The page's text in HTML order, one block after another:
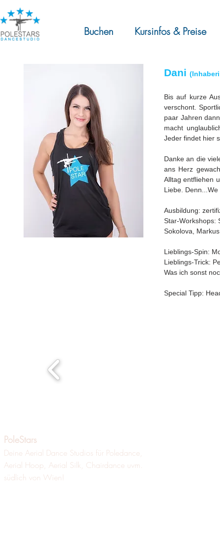
Buchen Kursinfos & Preise
Dani
Bis auf kurze
verschont.
paar Jahren
macht
Jeder findet hier
Danke an die
ans Herz
Alltag entfliehen
Liebe. Denn... We
Ausbildung:
Star-Workshops:
Sokolova,
Lieblings-Spin:
Lieblings-Trick:
Was ich sonst
Special Tipp:
PoleStars
Deine Aerial Dance Studios für Poledance,
Aerial Hoop, Aerial Silk , Chairdance uvm.
südlich von Wien!